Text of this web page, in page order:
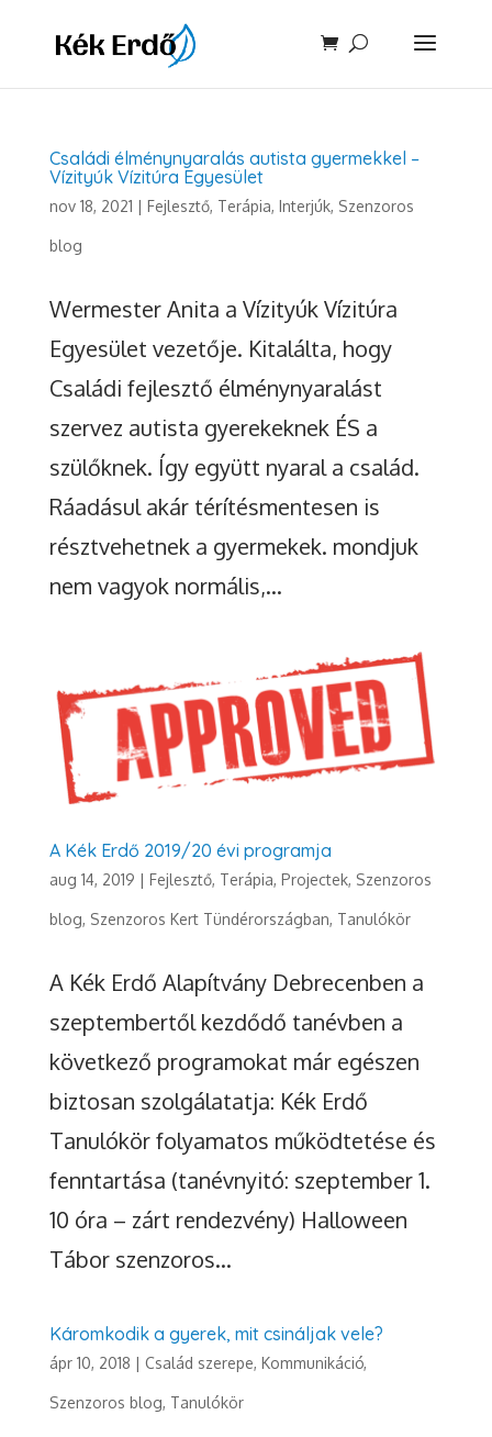
Családi élménynyaralás autista gyermekkel –
Vízityúk Vízitúra Egyesület
nov 18, 2021 | Fejlesztő, Terápia, Interjúk, Szenzoros
blog
Wermester Anita a Vízityúk Vízitúra
Egyesület vezetője. Kitalálta, hogy
Családi fejlesztő élménynyaralást
szervez autista gyerekeknek ÉS a
szülőknek. Így együtt nyaral a család.
Ráadásul akár térítésmentesen is
résztvehetnek a gyermekek. mondjuk
nem vagyok normális,...
A Kék Erdő 2019/20 évi programja
aug 14, 2019 | Fejlesztő, Terápia, Projectek, Szenzoros
blog, Szenzoros Kert Tündérországban, Tanulókör
A Kék Erdő Alapítvány Debrecenben a
szeptembertől kezdődő tanévben a
következő programokat már egészen
biztosan szolgálatatja: Kék Erdő
Tanulókör folyamatos működtetése és
fenntartása (tanévnyitó: szeptember 1.
10 óra – zárt rendezvény) Halloween
Tábor szenzoros...
Káromkodik a gyerek, mit csináljak vele?
ápr 10, 2018 | Család szerepe, Kommunikáció,
Szenzoros blog, Tanulókör